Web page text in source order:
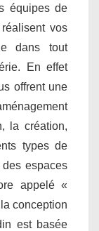
équipes de
vos
dans tout
En effet
offrent une
la création,
types de
espaces
appelé «
conception
est basée